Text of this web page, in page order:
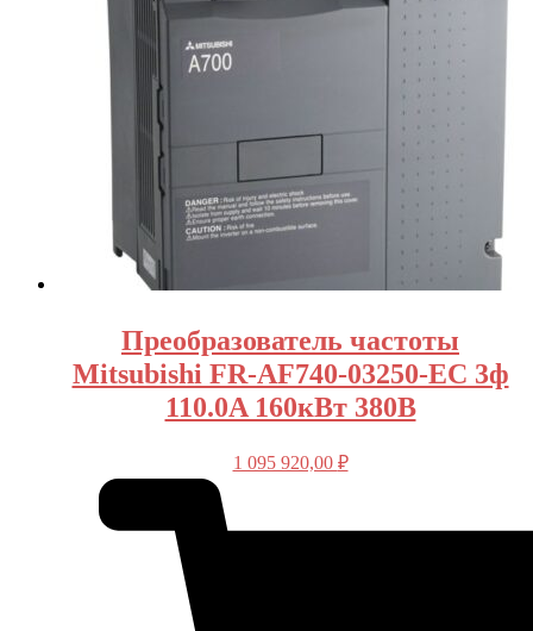
Преобразователь частоты
Mitsubishi FR-AF740-03250-EC 3ф
110.0A 160кВт 380В
1 095 920,00 ₽